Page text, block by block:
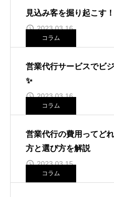
見込み客を掘り起こす
2023.03.16
コラム
営業代行サービスでビ
✨
2023.03.16
コラム
営業代行の費用ってど
方と選び方を解説
2023.03.15
コラム